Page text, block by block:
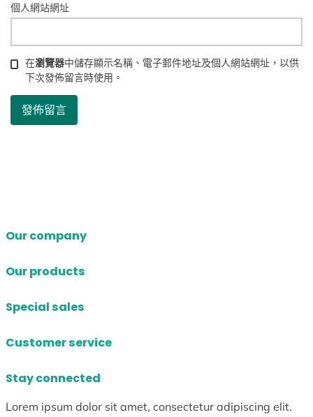
個人網站網址
在瀏覽器中儲存顯示名稱、電子郵件地址及個人網站網址，以供
下次發佈留言時使用。
Our company
Our products
Special sales
Customer service
Stay connected
Lorem ipsum dolor sit amet, consectetur adipiscing elit.